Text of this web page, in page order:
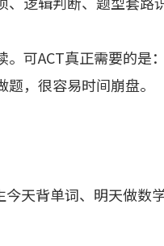
。可ACT真正需要的是
，很容易时间崩盘。
天背单词、明天做数